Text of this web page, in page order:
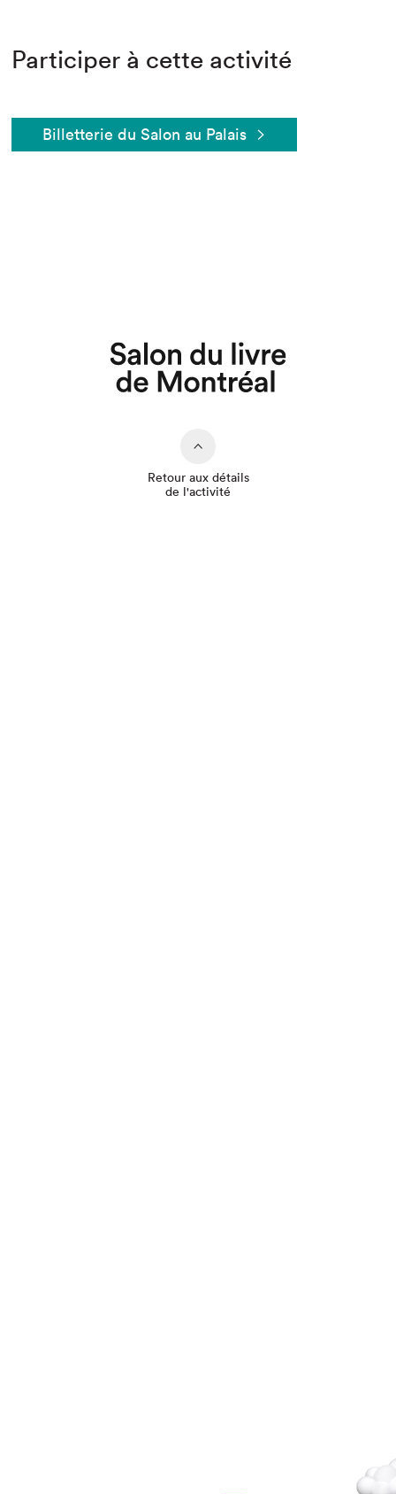
Participer à cette activité
Billetterie du Salon au Palais
Retour aux détails
de l'activité